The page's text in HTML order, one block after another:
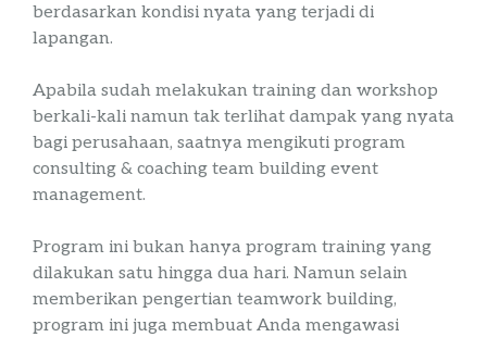
berdasarkan kondisi nyata yang terjadi di
lapangan.
Apabila sudah melakukan training dan workshop
berkali-kali namun tak terlihat dampak yang nyata
bagi perusahaan, saatnya mengikuti program
consulting & coaching team building event
management.
Program ini bukan hanya program training yang
dilakukan satu hingga dua hari. Namun selain
memberikan pengertian teamwork building,
program ini juga membuat Anda mengawasi